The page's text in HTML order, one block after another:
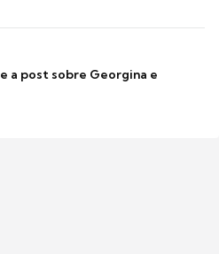
a post sobre Georgina e